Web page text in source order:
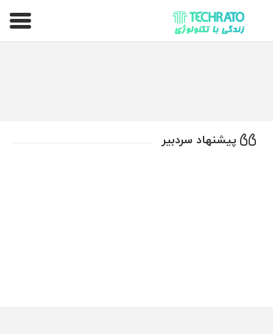
تکراتو – زندگی با تکنولوژی
پیشنهاد سردبیر